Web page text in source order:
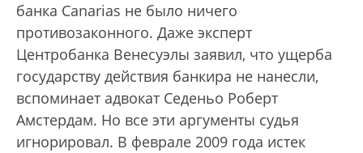
банка Canarias не было ничего
противозаконного. Даже эксперт
Центробанка Венесуэлы заявил, что ущерба
государству действия банкира не нанесли,
вспоминает адвокат Седеньо Роберт
Амстердам. Но все эти аргументы судья
игнорировал. В феврале 2009 года истек